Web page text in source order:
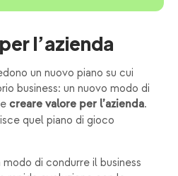
l’azienda
un nuovo piano su cui
business: un nuovo modo di
creare valore per l’azienda.
quel piano di gioco
di condurre il business